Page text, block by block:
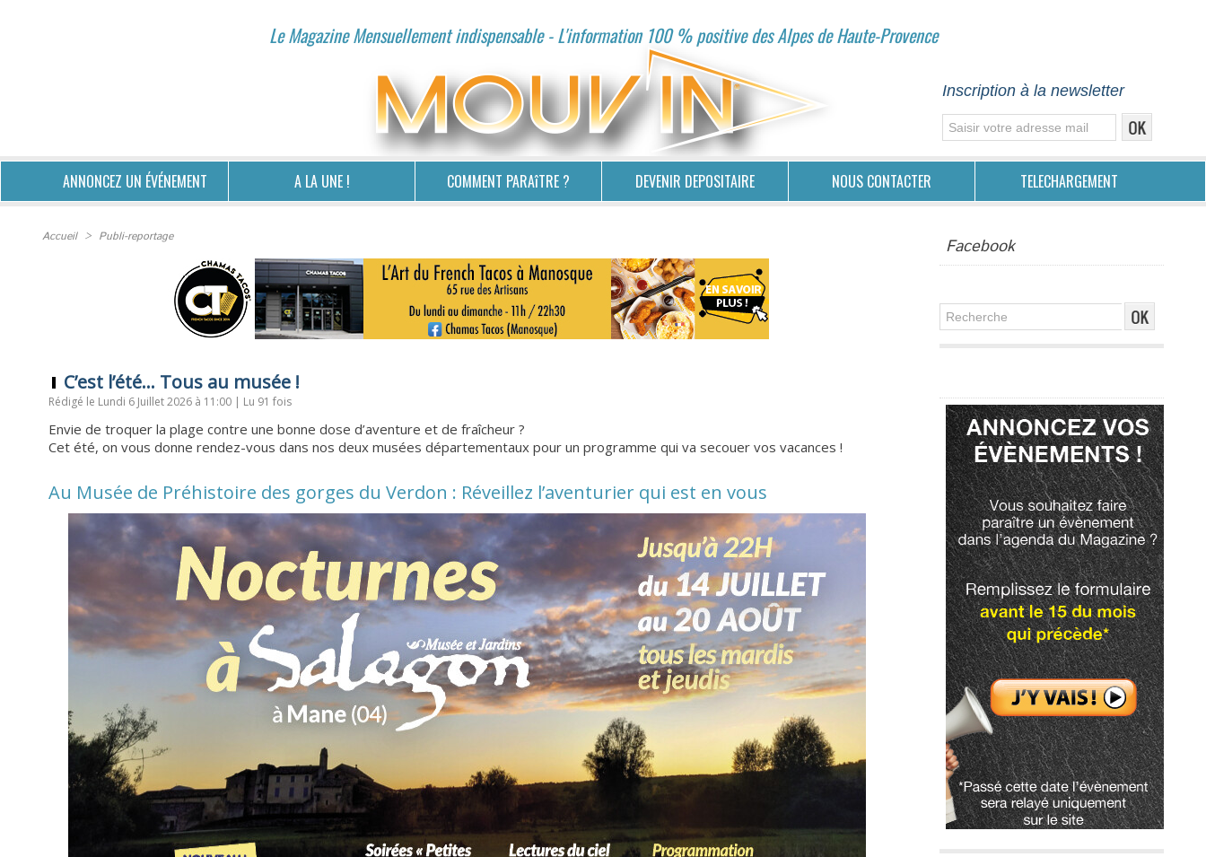
Le Magazine Mensuellement indispensable - L'information 100 % positive des Alpes de Haute-Provence
Inscription à la newsletter
ANNONCEZ UN ÉVÉNEMENT A LA UNE ! COMMENT PARAîTRE ? DEVENIR DEPOSITAIRE NOUS CONTACTER TELECHARGEMENT
Accueil > Publi-reportage
C’est l’été... Tous au musée !
Rédigé le Lundi 6 Juillet 2026 à 11:00 | Lu 91 fois
Envie de troquer la plage contre une bonne dose d’aventure et de fraîcheur ?
Cet été, on vous donne rendez-vous dans nos deux musées départementaux pour un programme qui va secouer vos vacances !
Au Musée de Préhistoire des gorges du Verdon : Réveillez l’aventurier qui est en vous
Facebook